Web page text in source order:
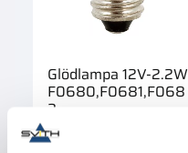
Glödlampa 12V-2.2W
F0680,F0681,F068
2
Köpa större mängd?
Förpackad om 1/1 st.